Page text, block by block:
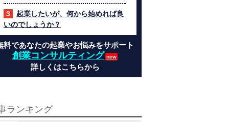
起業したいが、何から始めれば良
いのでしょうか？
料であなたの起業やお悩みをサポート
創業コンサルティング
詳しくはこちらから
ランキング